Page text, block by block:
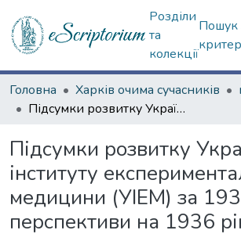
Розділи
та
колекції
Пошук
Головна Харків очима сучасників
Підсумки розвитку Українського інституту експериментальної медицини (УІЕМ) за 1935 рік і перспективи на 1936 рік
Підсумки розвитку
інституту
медицини (УІЕМ) за
перспективи на 1936